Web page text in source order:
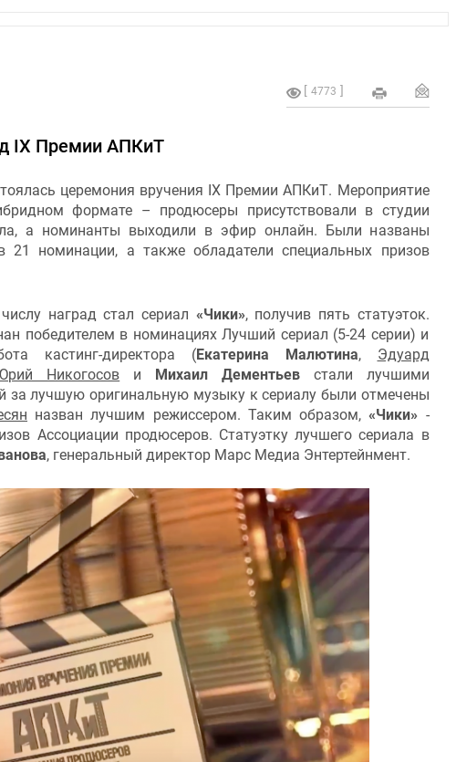
4773
IX Премии АПКиТ
церемония вручения IX Премии АПКиТ. Мероприятие
формате – продюсеры присутствовали в студии
а номинанты выходили в эфир онлайн. Были названы
21 номинации, а также обладатели специальных призов
наград стал сериал «Чики», получив пять статуэток.
победителем в номинациях Лучший сериал (5-24 серии) и
кастинг-директора (Екатерина Малютина, Эдуард
Никогосов и Михаил Дементьевстали лучшими
за лучшую оригинальную музыку к сериалу были отмечены
назван лучшим режиссером. Таким образом,«Чики» -
Ассоциации продюсеров. Статуэтку лучшего сериала в
, генеральный директор Марс Медиа Энтертейнмент.